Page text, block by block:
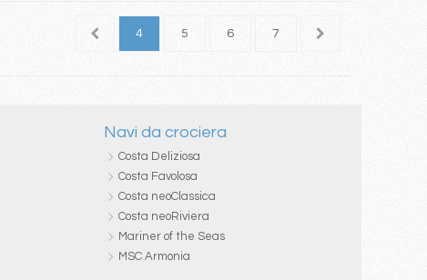
3 4 5 6 7 8
Navi da crociera
Costa Deliziosa
Costa Favolosa
Costa neoClassica
Costa neoRiviera
Mariner of the Seas
MSC Armonia